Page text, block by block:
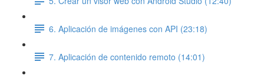
6. Aplicación de imágenes con API (23:18)
7. Aplicación de contenido remoto (14:01)